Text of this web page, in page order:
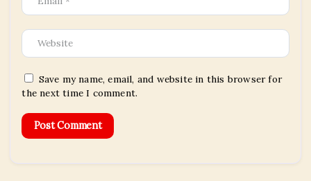
Save my name, email, and website in this browser for
the next time I comment.